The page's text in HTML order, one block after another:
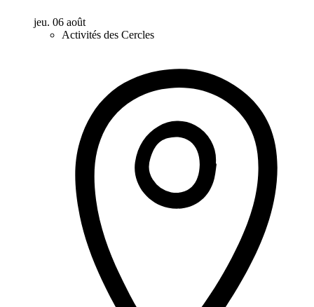
jeu. 06 août
Activités des Cercles